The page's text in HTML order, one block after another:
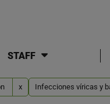
STAFF
x Infecciones víricas y